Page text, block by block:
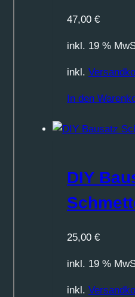
47,00 €
inkl. 19 %
inkl.
In den
DIY
25,00 €
inkl. 19 %
inkl.